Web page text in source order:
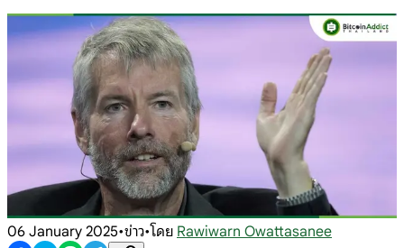
06 January 2025•ข่าว•โดย Rawiwarn Owattasanee